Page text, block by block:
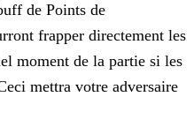
de Points de
frapper directement les
moment de la partie si les
mettra votre adversaire